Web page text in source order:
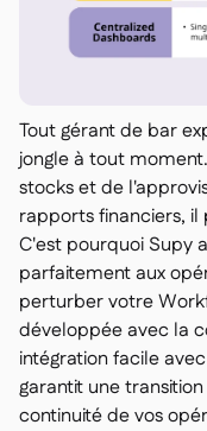
Tout gérant de bar
jongle à tout
stocks et de
rapports financiers,
C'est pourquoi Supy
parfaitement aux
perturber votre
développée avec la
intégration facile
garantit une
continuité de vos